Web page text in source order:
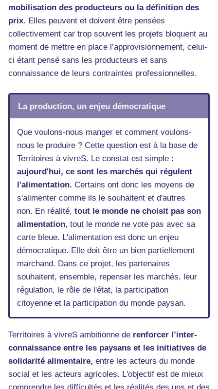
mobilisation des producteurs ou la définition des
prix. Elles peuvent et doivent être pensées
collectivement car trop souvent les projets bloquent au
moment de mettre en place l’approvisionnement, celui-
ci étant pensé sans les producteurs et sans
connaissance de leurs contraintes professionnelles.
La production, un enjeu démocratique
Que voulons-nous manger et comment voulons-
nous le produire ? Cette question est à la base de
Territoires à vivreS. Le constat est simple :
aujourd'hui, ce sont les marchés qui régulent
l'alimentation. Certains ont donc les moyens de
s'alimenter comme ils le souhaitent et d'autres
non. En réalité, tout le monde ne choisit pas son
alimentation, tout le monde ne vote pas avec sa
carte bleue. L'alimentation est donc un enjeu
démocratique. Elle doit être un bien partiellement
marchand. Dans ce projet, les partenaires
souhaitent, ensemble, repenser les marchés, leur
régulation, le rôle de l'état, la participation
citoyenne et la participation du monde paysan.
Territoires à vivreS ambitionne de renforcer l’inter-
connaissance entre les paysans et les initiatives de
solidarité alimentaire, entre les acteurs du monde
social et les acteurs agricoles. L'objectif est de mieux